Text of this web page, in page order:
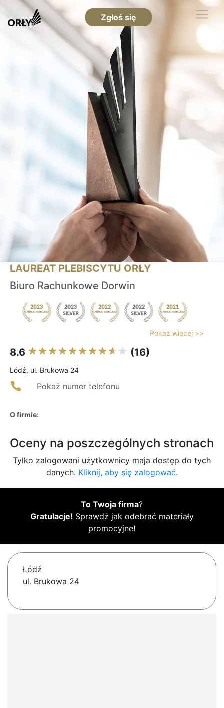
Zgłoś się
LAUREAT PLEBISCYTU ORŁY
Biuro Rachunkowe Dorwin
Pokaż więcej >>
8.6 (16)
Łódź, ul. Brukowa 24
Pokaż numer telefonu
O firmie:
Oceny na poszczególnych stronach
Tylko zalogowani użytkownicy maja dostęp do tych
danych. Kliknij, aby się zalogować.
To Twoja firma?
Gratulacje! Sprawdź jak odebrać materiały
promocyjne!
Łódź
ul. Brukowa 24